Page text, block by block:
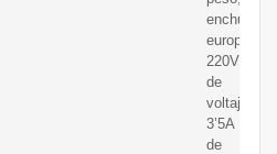
enchufe
europeo,
220V
de
voltaje,
3’5A
de